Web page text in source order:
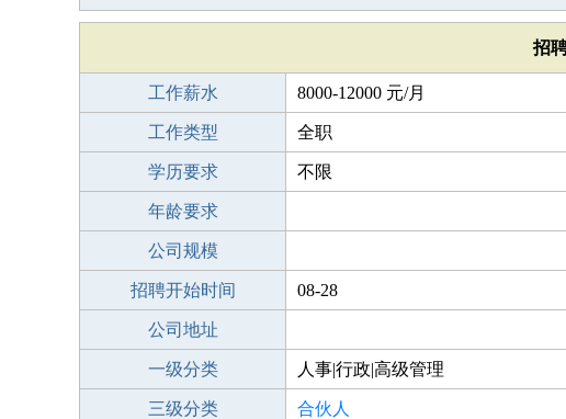
招
工作薪水 8000-12000 元/月
工作类型 全职
学历要求 不限
年龄要求
公司规模
招聘开始时间 08-28
公司地址
一级分类 人事|行政|高级管理
三级分类 合伙人